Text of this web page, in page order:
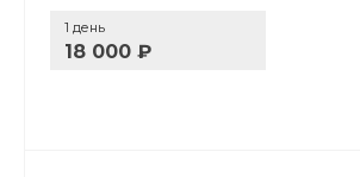
1 день
18 000 ₽